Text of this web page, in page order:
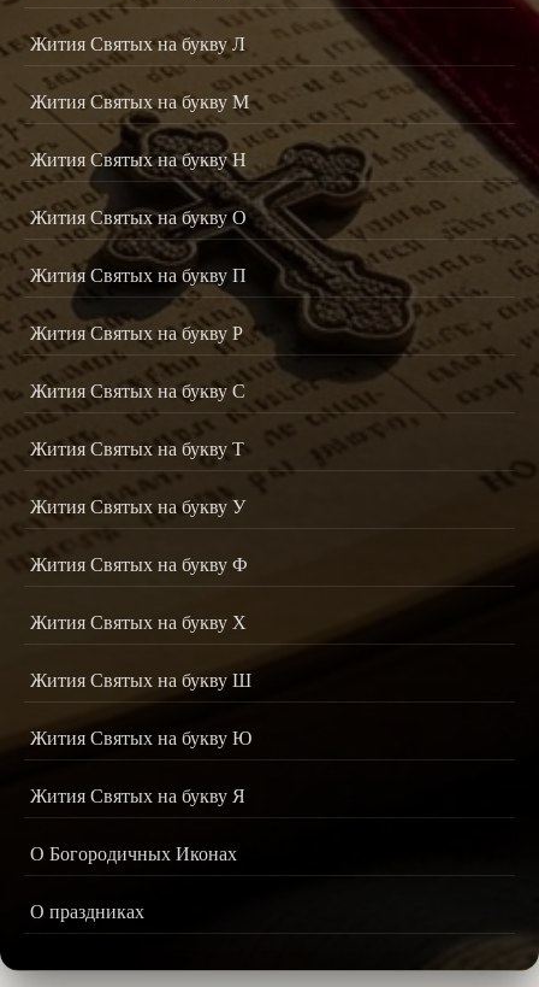
Жития Святых на букву Л
Жития Святых на букву М
Жития Святых на букву Н
Жития Святых на букву О
Жития Святых на букву П
Жития Святых на букву Р
Жития Святых на букву С
Жития Святых на букву Т
Жития Святых на букву У
Жития Святых на букву Ф
Жития Святых на букву Х
Жития Святых на букву Ш
Жития Святых на букву Ю
Жития Святых на букву Я
О Богородичных Иконах
О праздниках